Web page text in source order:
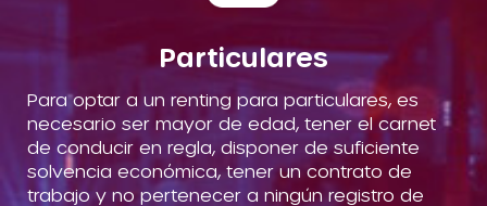
Particulares
Para optar a un renting para particulares, es
necesario ser mayor de edad, tener el carnet
de conducir en regla, disponer de suficiente
solvencia económica, tener un contrato de
trabajo y no pertenecer a ningún registro de